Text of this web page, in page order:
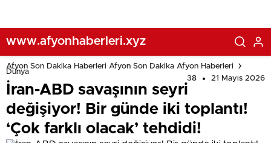
www.afyonhaberleri.xyz
Afyon Son Dakika Haberleri Afyon Son Dakika Afyon Haberleri
Dünya
38
21 Mayıs 2026
İran-ABD savaşının seyri
değişiyor! Bir günde iki toplantı!
‘Çok farklı olacak’ tehdidi!